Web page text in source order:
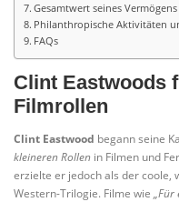
Gesamtwert seines
Philanthropische Aktivitäten
FAQs
Clint Eastwoods
Filmrollen
Clint Eastwood begann seine
kleineren Rollen in Filmen und
erzielte er jedoch als der coole,
Western-Trilogie. Filme wie „Für